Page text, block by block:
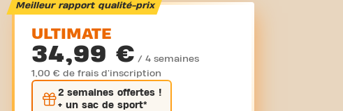
Meilleur rapport qualité-prix
ULTIMATE
34,99 € / 4 semaines
1,00 € de frais d'inscription
2 semainesoffertes !
+ un sac de sport*